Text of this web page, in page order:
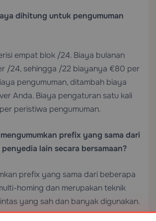
dihitung untuk pengumuman
empat blok /24. Biaya bulanan
/24, sehingga /22 biayanya €80 per
pengumuman, ditambah biaya
Anda. Biaya pengaturan satu kali
peristiwa pengumuman.
prefix yang sama dari
lain secara bersamaan?
prefix yang sama dari beberapa
homing dan merupakan teknik
yang sah dan banyak digunakan.
ROA yang valid yang